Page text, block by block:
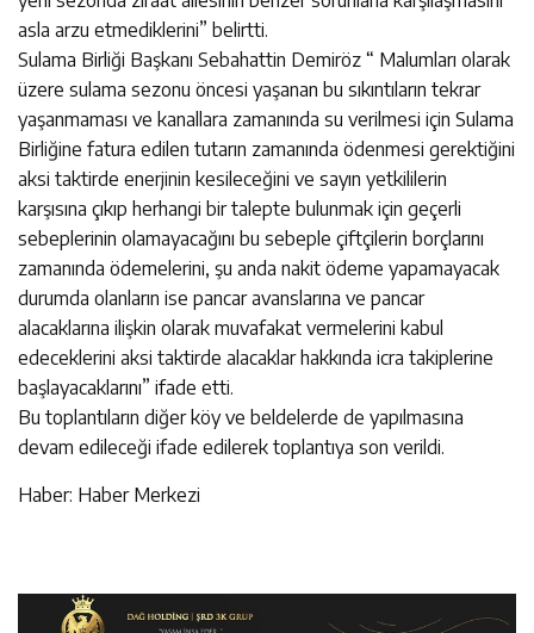
asla arzu etmediklerini” belirtti.
Sulama Birliği Başkanı Sebahattin Demiröz “ Malumları olarak
üzere sulama sezonu öncesi yaşanan bu sıkıntıların tekrar
yaşanmaması ve kanallara zamanında su verilmesi için Sulama
Birliğine fatura edilen tutarın zamanında ödenmesi gerektiğini
aksi taktirde enerjinin kesileceğini ve sayın yetkililerin
karşısına çıkıp herhangi bir talepte bulunmak için geçerli
sebeplerinin olamayacağını bu sebeple çiftçilerin borçlarını
zamanında ödemelerini, şu anda nakit ödeme yapamayacak
durumda olanların ise pancar avanslarına ve pancar
alacaklarına ilişkin olarak muvafakat vermelerini kabul
edeceklerini aksi taktirde alacaklar hakkında icra takiplerine
başlayacaklarını” ifade etti.
Bu toplantıların diğer köy ve beldelerde de yapılmasına
devam edileceği ifade edilerek toplantıya son verildi.
Haber: Haber Merkezi